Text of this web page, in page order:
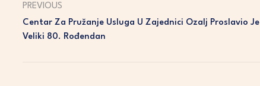
PREVIOUS
Centar Za Pružanje Usluga U Zajednici Ozalj Proslavio Je
Veliki 80. Rođendan